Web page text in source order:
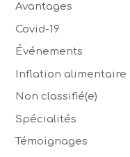
Avantages
Covid-19
Événements
Inflation alimentaire
Non classifié(e)
Spécialités
Témoignages